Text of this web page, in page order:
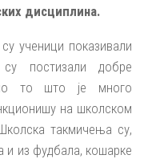
дисциплина.
ученици показивали
постизали добре
то што је много
на школском
такмичења су,
и из фудбала, кошарке